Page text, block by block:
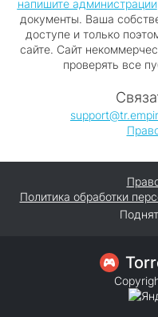
напишите администрации
документы. Ваша
доступе и только
сайте. Сайт
проверять все
Политика обработки